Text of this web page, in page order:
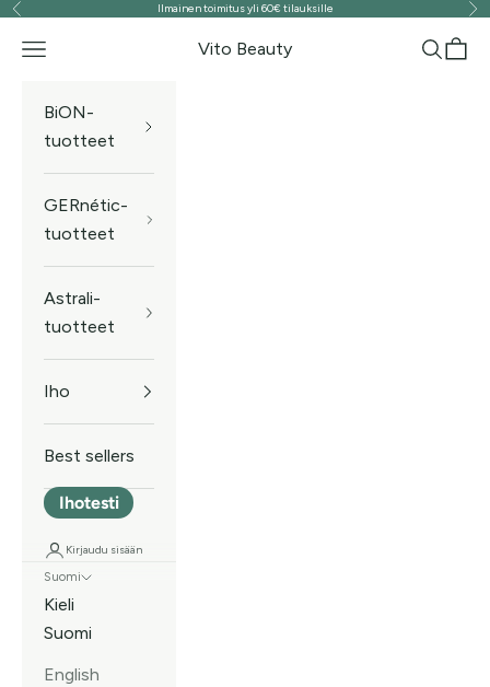
Siirry sisältöön
Edellinen Ilmainen toimitus yli 60€ tilauksille
Vito Beauty
Valikko Haku
BiON-
tuotteet
GERnétic-
tuotteet
Astrali-
tuotteet
Iho
Best sellers
Ihotesti
Kirjaudu sisään
Suomi
Kieli
Suomi
English